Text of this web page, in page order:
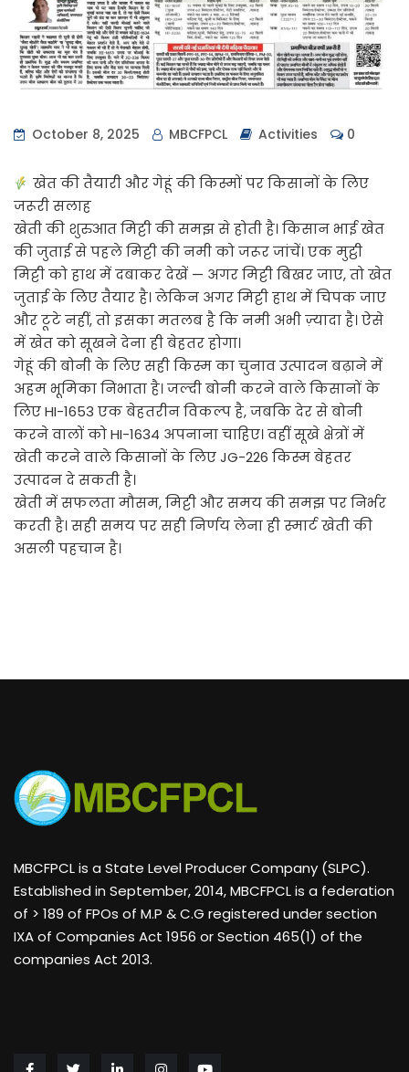
October 8, 2025 MBCFPCL Activities 0
खेत की तैयारी और गेहूं की किस्मों पर किसानों के लिए
जरूरी सलाह
खेती की शुरुआत मिट्टी की समझ से होती है। किसान भाई खेत
की जुताई से पहले मिट्टी की नमी को जरूर जांचें। एक मुट्ठी
मिट्टी को हाथ में दबाकर देखें — अगर मिट्टी बिखर जाए, तो खेत
जुताई के लिए तैयार है। लेकिन अगर मिट्टी हाथ में चिपक जाए
और टूटे नहीं, तो इसका मतलब है कि नमी अभी ज़्यादा है। ऐसे
में खेत को सूखने देना ही बेहतर होगा।
गेहूं की बोनी के लिए सही किस्म का चुनाव उत्पादन बढ़ाने में
अहम भूमिका निभाता है। जल्दी बोनी करने वाले किसानों के
लिए HI-1653 एक बेहतरीन विकल्प है, जबकि देर से बोनी
करने वालों को HI-1634 अपनाना चाहिए। वहीं सूखे क्षेत्रों में
खेती करने वाले किसानों के लिए JG-226 किस्म बेहतर
उत्पादन दे सकती है।
खेती में सफलता मौसम, मिट्टी और समय की समझ पर निर्भर
करती है। सही समय पर सही निर्णय लेना ही स्मार्ट खेती की
असली पहचान है।
MBCFPCL is a State Level Producer Company (SLPC).
Established in September, 2014, MBCFPCL is a federation
of > 189 of FPOs of M.P & C.G registered under section
IXA of Companies Act 1956 or Section 465(1) of the
companies Act 2013.